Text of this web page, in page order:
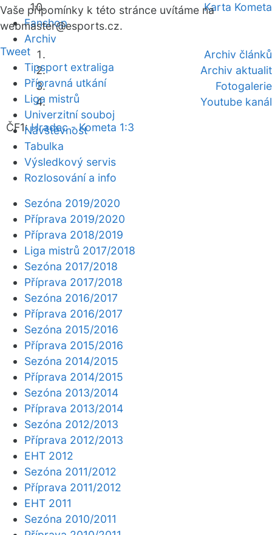
Karta Kometa
Fanshop
Archiv
Archiv článků
Archiv aktualit
Fotogalerie
Youtube kanál
ČF1:Hradec - Kometa 1:3
Vaše připomínky k této stránce uvítáme na
webmaster@esports.cz.
Tweet
Tipsport extraliga
Přípravná utkání
Liga mistrů
Univerzitní souboj
Návštěvnost
Tabulka
Výsledkový servis
Rozlosování a info
Sezóna 2019/2020
Příprava 2019/2020
Příprava 2018/2019
Liga mistrů 2017/2018
Sezóna 2017/2018
Příprava 2017/2018
Sezóna 2016/2017
Příprava 2016/2017
Sezóna 2015/2016
Příprava 2015/2016
Sezóna 2014/2015
Příprava 2014/2015
Sezóna 2013/2014
Příprava 2013/2014
Sezóna 2012/2013
Příprava 2012/2013
EHT 2012
Sezóna 2011/2012
Příprava 2011/2012
EHT 2011
Sezóna 2010/2011